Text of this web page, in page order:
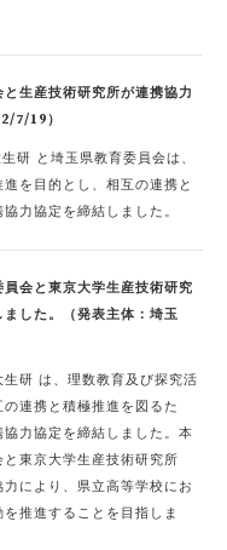
と生産技術研究所が連携協力
7/19）
研 と埼玉県教育委員会は、
を目的とし、相互の連携と
力協定を締結しました。
員会と東京大学生産技術研究
した。（発表主体：埼玉
研 は、理数教育及び探究活
連携と積極推進を図るた
力協定を締結しました。本
東京大学生産技術研究所
により、県立高等学校にお
推進することを目指しま